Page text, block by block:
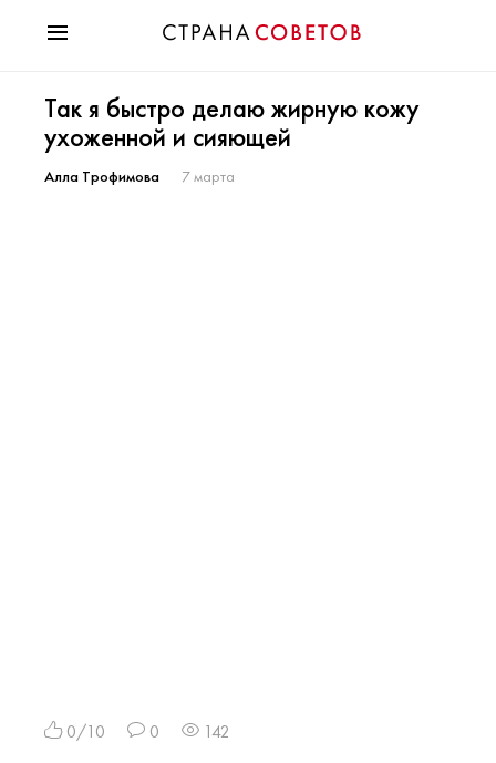
Мода
Звезды
Гороскопы
Так я быстро делаю жирную кожу
ухоженной и сияющей
Алла Трофимова 7 марта
0/10 0 142